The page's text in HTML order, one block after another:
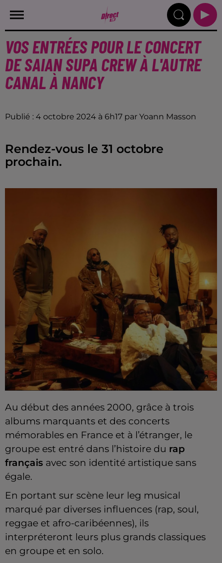
VOS ENTRÉES POUR LE CONCERT
DE SAIAN SUPA CREW À L'AUTRE
CANAL À NANCY
Publié : 4 octobre 2024 à 6h17 par Yoann Masson
Rendez-vous le 31 octobre
prochain.
Au début des années 2000, grâce à trois
albums marquants et des concerts
mémorables en France et à l’étranger, le
groupe est entré dans l’histoire du rap
français avec son identité artistique sans
égale.
En portant sur scène leur leg musical
marqué par diverses influences (rap, soul,
reggae et afro-caribéennes), ils
interpréteront leurs plus grands classiques
en groupe et en solo.